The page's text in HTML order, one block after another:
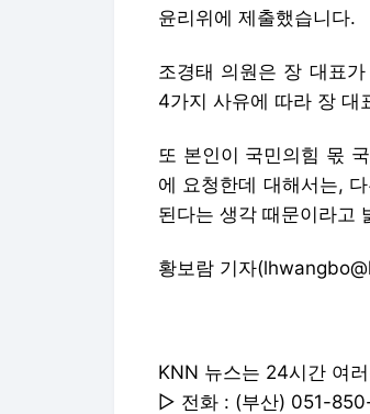
윤리위에 제출했습니다.
조경태 의원은 장 대표
4가지 사유에 따라 장 대
또 본인이 국민의힘 몫
에 요청한데 대해서는,
된다는 생각 때문이라고
황보람 기자
KNN 뉴스는 24시간 여
▷ 전화 : (부산) 051-